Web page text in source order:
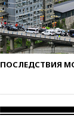
ПОСЛЕДСТВИЯ